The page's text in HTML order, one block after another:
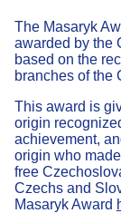
The Masaryk
awarded by the
based on the
branches of the
This award is
origin
achievement,
origin who
free
Czechs and
Masaryk Award